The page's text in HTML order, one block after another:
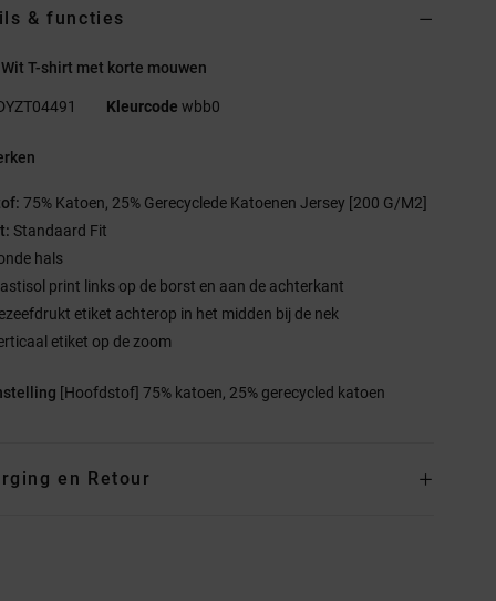
& functies
T-shirt met korte mouwen
Kleurcode wbb0
75% Katoen, 25% Gerecyclede Katoenen Jersey [200 G/M2]
Standaard Fit
hals
print links op de borst en aan de achterkant
etiket achterop in het midden bij de nek
etiket op de zoom
[Hoofdstof] 75% katoen, 25% gerecycled katoen
en Retour